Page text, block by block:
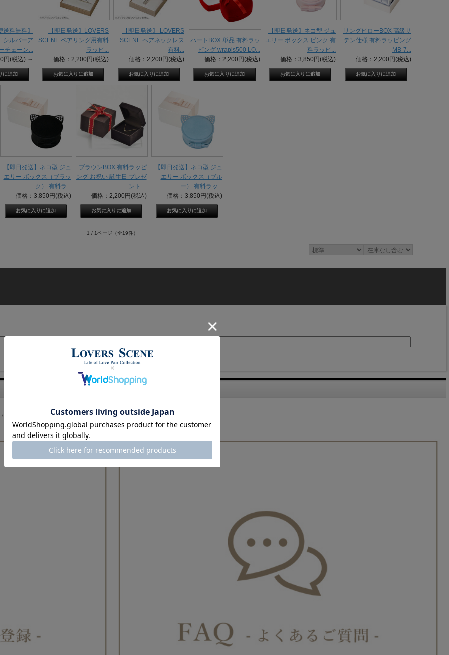
料無料】
シルバーア
チェーン...
円(税込) ～
【即日発送】LOVERS
SCENE ペアリング用有料
ラッピ...
価格：2,200円(税込)
【即日発送】 LOVERS
SCENE ペアネックレス
有料...
価格：2,200円(税込)
ハートBOX 単品 有料ラッ
ピング wrapls500 LO...
価格：2,200円(税込)
【即日発送】ネコ型 ジュ
エリー ボックス ピンク 有
料ラッピ...
価格：3,850円(税込)
リングピローBOX 高級サ
テン仕様 有料ラッピング
MB-7...
価格：2,200円(税込)
【即日発送】ネコ型 ジュ
エリー ボックス（ブラッ
ク） 有料ラ...
価格：3,850円(税込)
ブラウンBOX 有料ラッピ
ング お祝い 誕生日 プレゼ
ント ...
価格：2,200円(税込)
【即日発送】ネコ型 ジュ
エリー ボックス（ブル
ー） 有料ラッ...
価格：3,850円(税込)
1 / 1ページ （全19件）
ハワイアンジュエリー